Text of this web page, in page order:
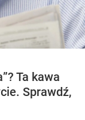
Ta kawa
Sprawdź,